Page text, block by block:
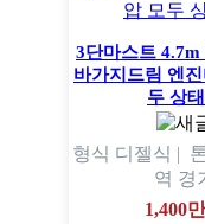
3단마스트
바가지드림 엔
두 상
형식 디젤식 |
역 경
1,400